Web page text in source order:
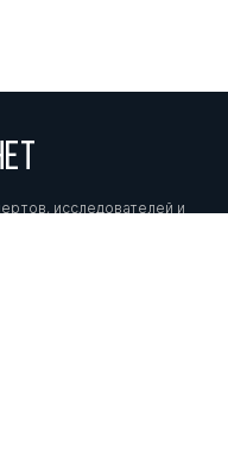
исследователей и